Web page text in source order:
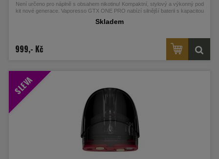
Není určeno pro náplně s obsahem nikotinu! Kompaktní, stylový a výkonný pod
kit nové generace. Vaporesso GTX ONE PRO nabízí silnější baterii s kapacitou
s horním plněním a ochranou proti protékání. Je kompatibilní s celou řadou GTX
elegantních barvách. Více informací najdete v detailním popisu.
Skladem
999,- Kč
SLEVA